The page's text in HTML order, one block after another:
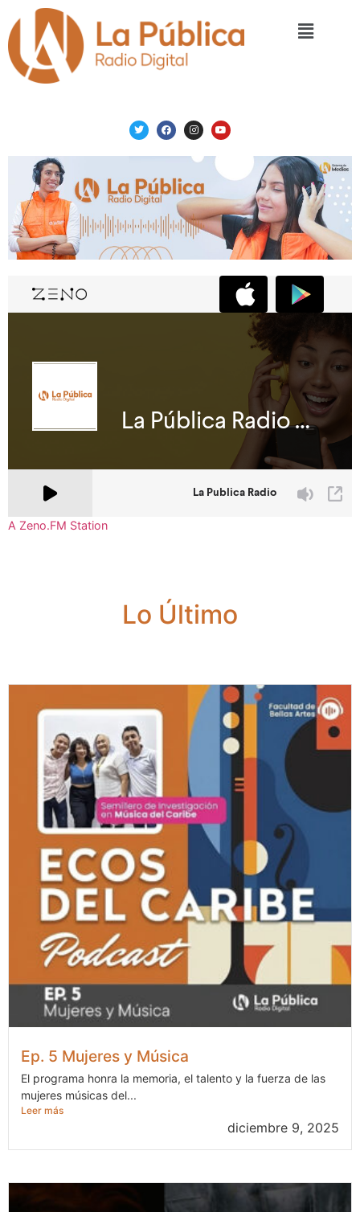
A Zeno.FM Station
Lo Último
Ep. 5 Mujeres y Música
El programa honra la memoria, el talento y la fuerza de las
mujeres músicas del...
Leer más
diciembre 9, 2025